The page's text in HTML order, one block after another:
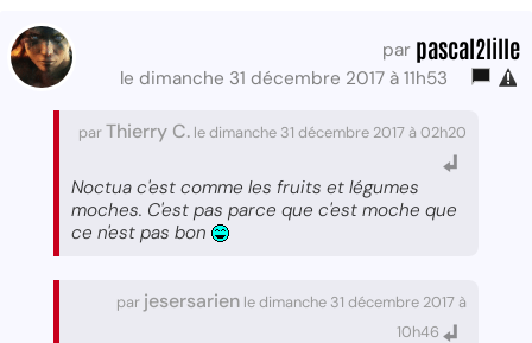
par pascal2lille
le dimanche 31 décembre 2017 à 11h53
parThierry C. le dimanche 31 décembre 2017 à 02h20
Noctua c'est comme les fruits et légumes
moches. C'est pas parce que c'est moche que
ce n'est pas bon
par jesersarien le dimanche 31 décembre 2017 à
10h46